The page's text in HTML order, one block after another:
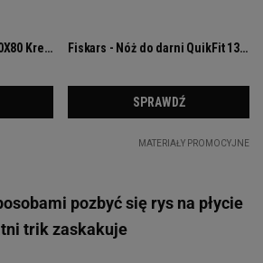
pozbyć się rys na płycie
trik zaskakuje